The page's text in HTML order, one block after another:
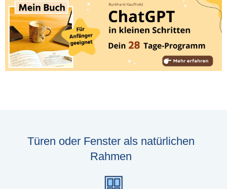
Türen oder Fenster als natürlichen
Rahmen